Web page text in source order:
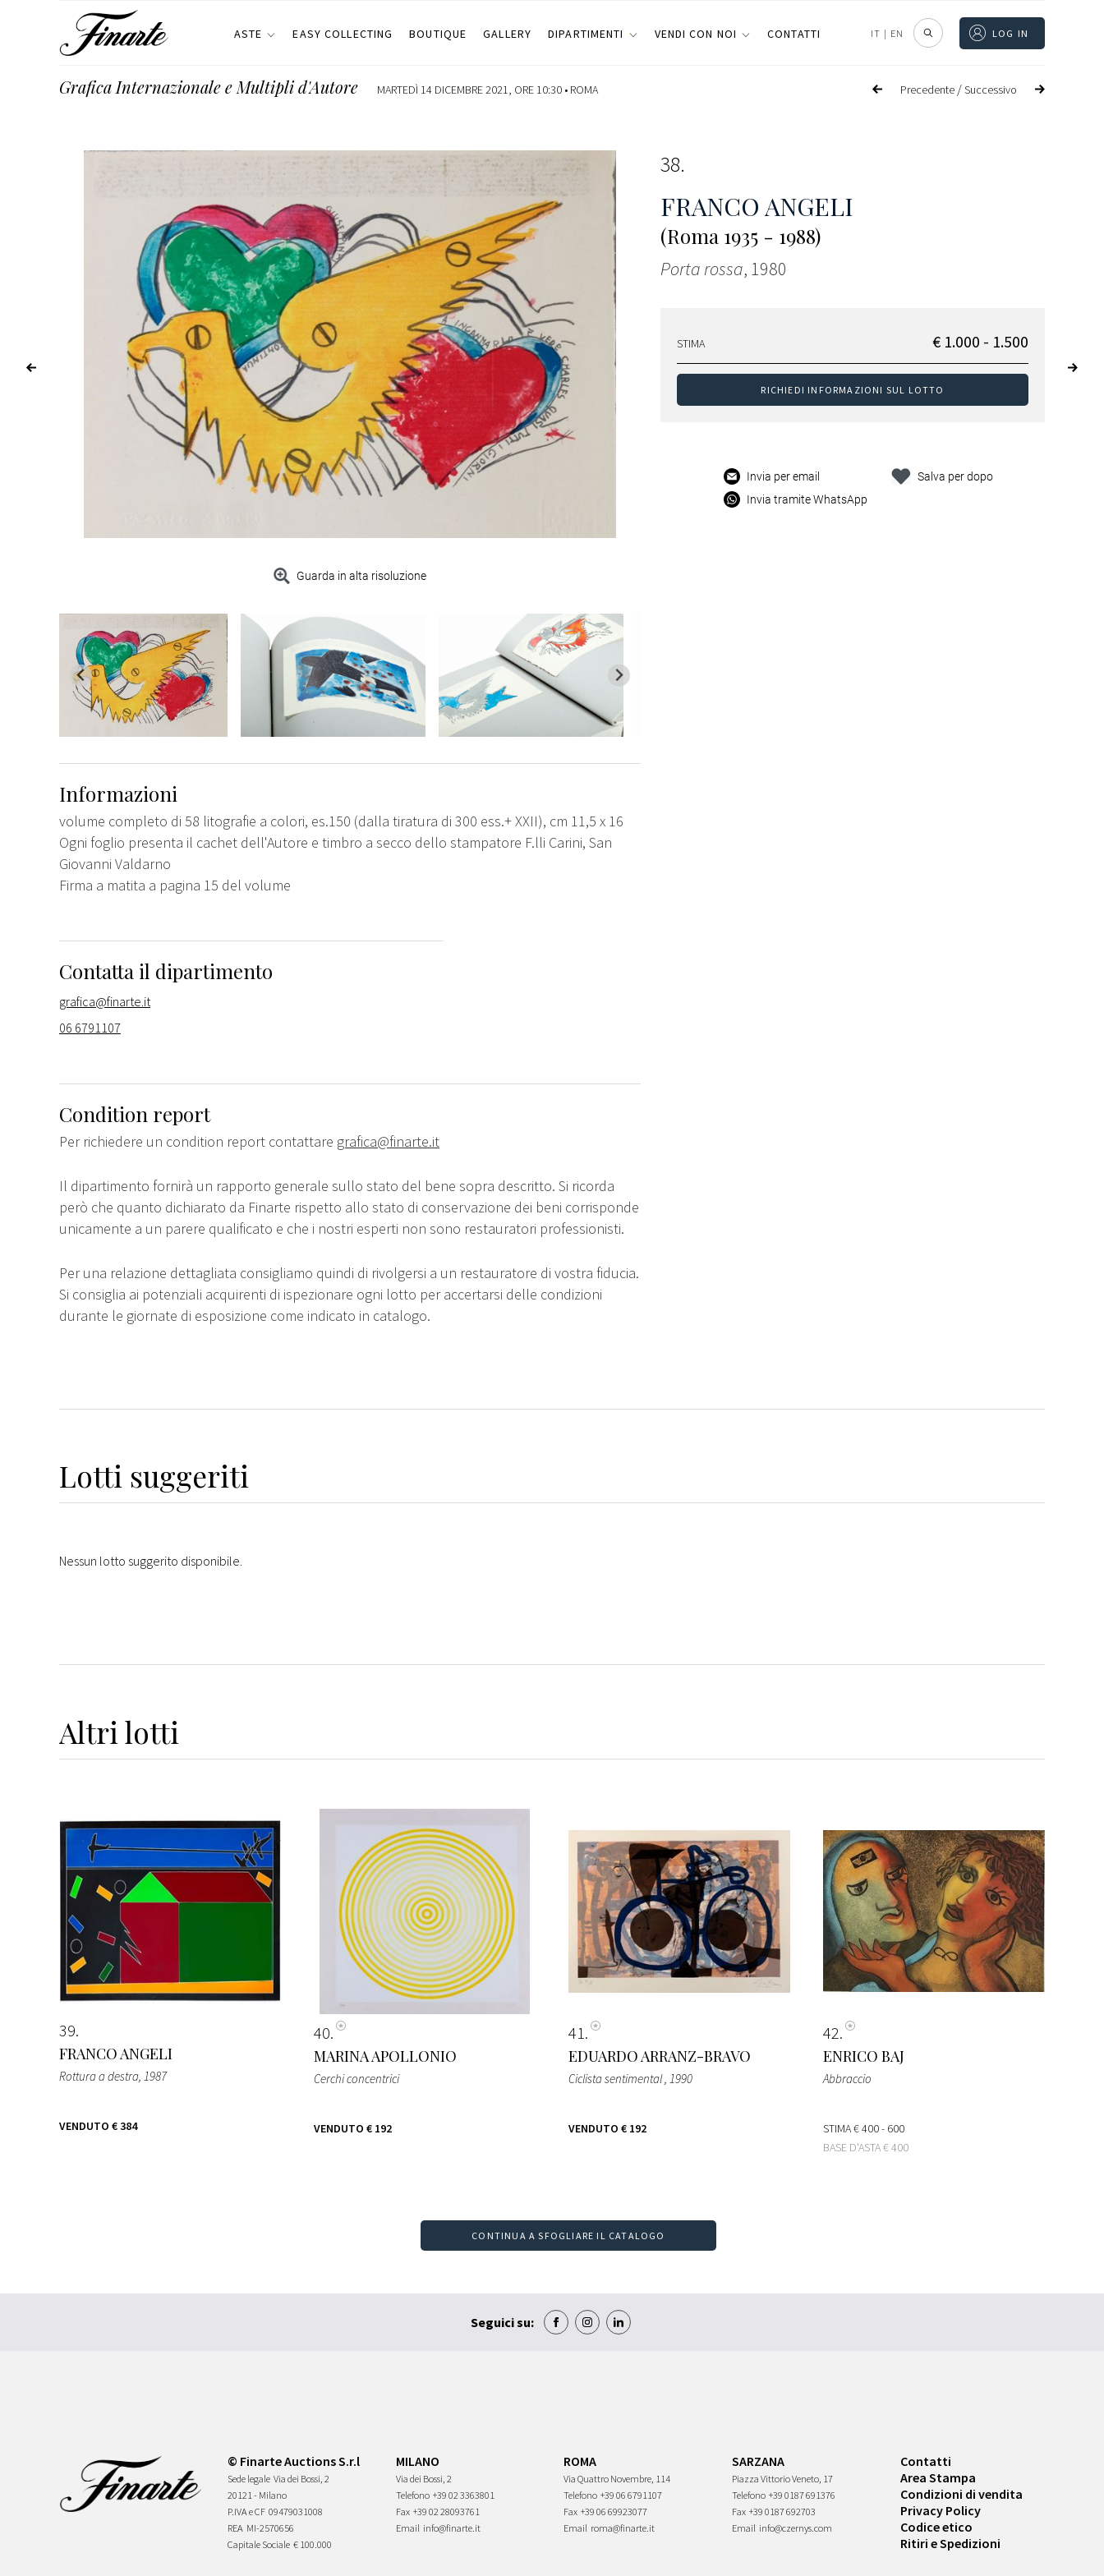
ASTE EASY COLLECTING BOUTIQUE GALLERY DIPARTIMENTI VENDI CON NOI CONTATTI IT | EN LOG IN
Precedente /Successivo
Grafica Internazionale e Multipli d'Autore MARTEDÌ 14 DICEMBRE 2021, ORE 10:30 • ROMA
Guarda in alta risoluzione
38
FRANCO ANGELI
(Roma 1935 - 1988)
Porta rossa, 1980
STIMA € 1.000 - 1.500
RICHIEDI INFORMAZIONI SUL LOTTO
Invia per email
Invia tramite WhatsApp
Salva per dopo
Informazioni
volume completo di 58 litografie a colori, es.150 (dalla tiratura di 300 ess.+ XXII), cm 11,5 x 16
Ogni foglio presenta il cachet dell'Autore e timbro a secco dello stampatore F.lli Carini, San
Giovanni Valdarno
Firma a matita a pagina 15 del volume
Contatta il dipartimento
grafica@finarte.it
06 6791107
Condition report
Per richiedere un condition report contattare grafica@finarte.it
Il dipartimento fornirà un rapporto generale sullo stato del bene sopra descritto. Si ricorda
però che quanto dichiarato da Finarte rispetto allo stato di conservazione dei beni corrisponde
unicamente a un parere qualificato e che i nostri esperti non sono restauratori professionisti.
Per una relazione dettagliata consigliamo quindi di rivolgersi a un restauratore di vostra fiducia.
Si consiglia ai potenziali acquirenti di ispezionare ogni lotto per accertarsi delle condizioni
durante le giornate di esposizione come indicato in catalogo.
Lotti suggeriti
Nessun lotto suggerito disponibile.
Altri lotti
39
FRANCO ANGELI
Rottura a destra, 1987
VENDUTO € 384
40
MARINA APOLLONIO
Cerchi concentrici
VENDUTO € 192
41
EDUARDO ARRANZ-BRAVO
Ciclista sentimental, 1990
VENDUTO € 192
42
ENRICO BAJ
Abbraccio
STIMA€ 400 - 600
BASE D'ASTA€ 400
CONTINUA A SFOGLIARE IL CATALOGO
Seguici su:
© Finarte Auctions S.r.l
Sede legale Via dei Bossi, 2
20121 - Milano
P.IVA e CF 09479031008
REA MI-2570656
Capitale Sociale € 100.000
MILANO
Via dei Bossi, 2
Telefono +39 02 3363801
Fax +39 02 28093761
Email info@finarte.it
ROMA
Via Quattro Novembre, 114
Telefono +39 06 6791107
Fax +39 06 69923077
Email roma@finarte.it
SARZANA
Piazza Vittorio Veneto, 17
Telefono +39 0187 691376
Fax +39 0187 692703
Email info@czernys.com
Contatti
Area Stampa
Condizioni di vendita
Privacy Policy
Codice etico
Ritiri e Spedizioni